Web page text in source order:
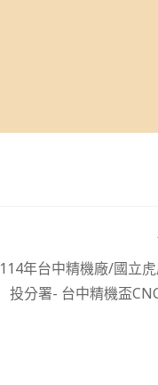
114年台中精機廠/國立
投分署- 台中精機盃